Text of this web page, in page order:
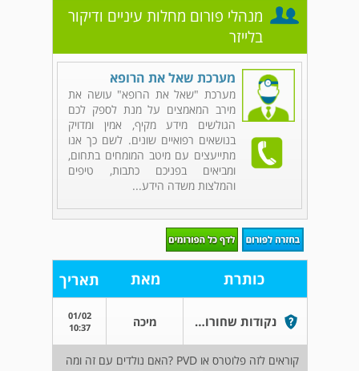
מנהלי פורום מחלות עיניים ודיקור
בלייזר
מערכת שאל את הרופא
מערכת "שאל את הרופא" עושה את
מירב המאמצים על מנת לספק לכם
הגולשים מידע מקיף, אמין ומדויק
בנושאים רפואיים שונים. לשם כך אנו
מתייעצים עם מיטב המומחים בתחום,
ומביאים בפניכם כתבות, טיפים
והמלצות משדה הידע...
כותרת מאת תאריך
נקודות שחורות בראיה מיכה
01/02
10:37
קוראים לזה פלוטרס או PVD ?האם נולדים עם זה ומה